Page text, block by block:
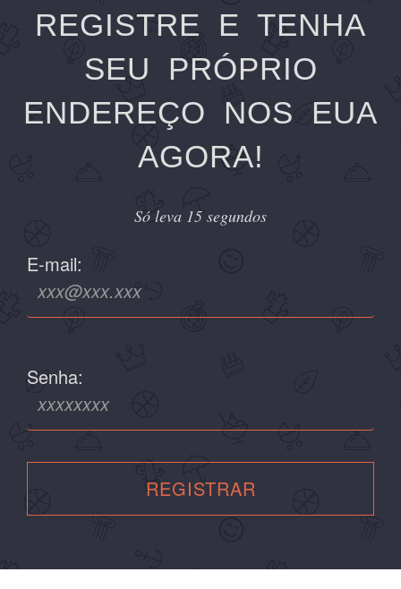
REGISTRE E TENHA
SEU PRÓPRIO
ENDEREÇO NOS EUA
AGORA!
Só leva 15 segundos
E-mail:
Senha:
REGISTRAR